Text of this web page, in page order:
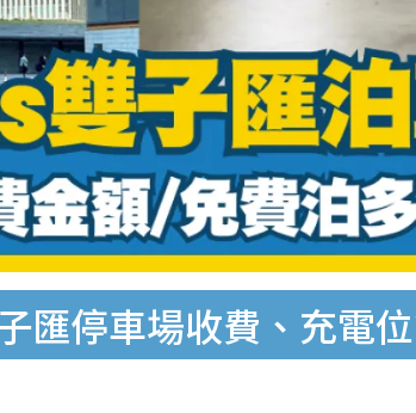
匯停車場收費、充電